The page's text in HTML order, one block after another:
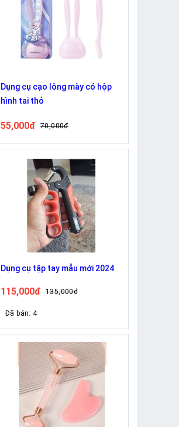
Dụng cụ cạo lông mày có hộp
hình tai thỏ
55,000đ 70,000đ
Dụng cụ tập tay mẫu mới 2024
115,000đ 135,000đ
Đã bán: 4